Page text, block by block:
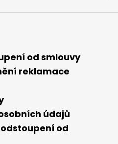
od smlouvy
reklamace
údajů
od